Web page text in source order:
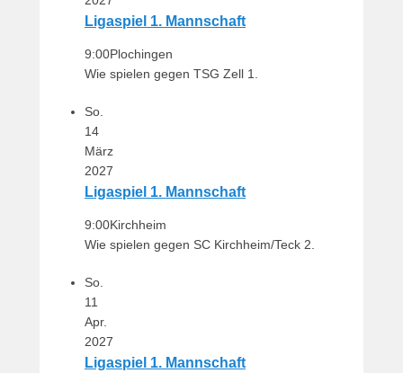
Ligaspiel 1. Mannschaft
9:00Plochingen
Wie spielen gegen TSG Zell 1.
So.
14
März
2027
Ligaspiel 1. Mannschaft
9:00Kirchheim
Wie spielen gegen SC Kirchheim/Teck 2.
So.
11
Apr.
2027
Ligaspiel 1. Mannschaft